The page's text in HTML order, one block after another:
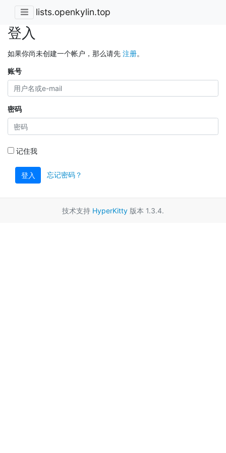
lists.openkylin.top
登入
如果你尚未创建一个帐户，那么请先 注册。
账号
密码
记住我
登入 忘记密码？
技术支持 HyperKitty 版本 1.3.4.